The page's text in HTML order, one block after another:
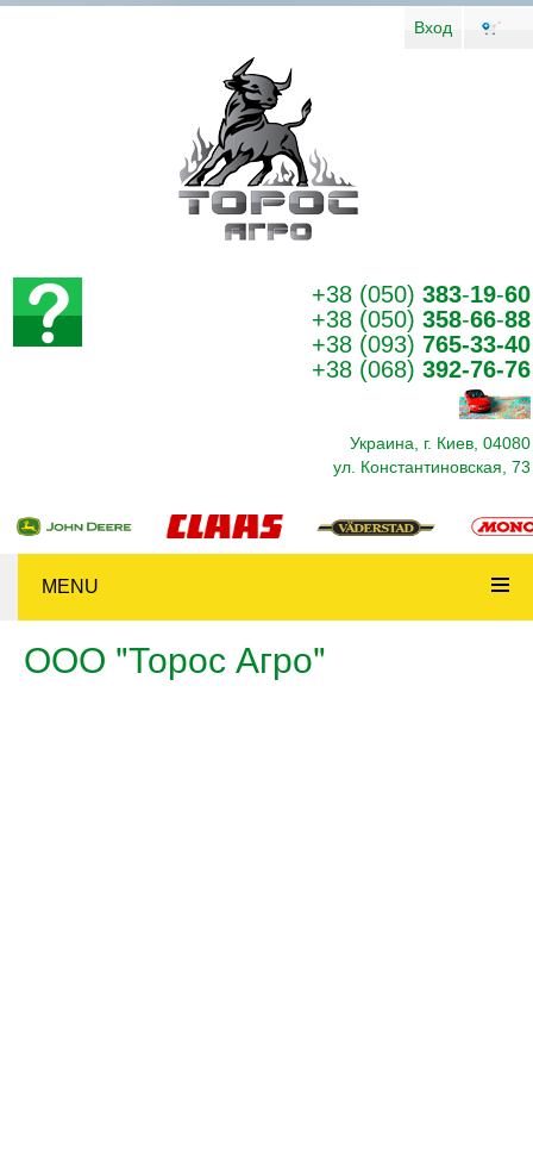
Вход
+38 (050) 383-19-60
+38 (050) 358-66-88
+38 (093) 765-33-40
+38 (068) 392-76-76
Украина, г. Киев, 04080
ул. Константиновская, 73
MENU
ООО "Торос Агро"